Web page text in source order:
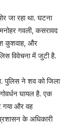
जा रहा था. घटना
गवली, कसरावद
कुशवाह, और
विवेचना में जुटी है.
पुलिस ने शव को जिला
घायल है. एक
गया और वह
के अधिकारी